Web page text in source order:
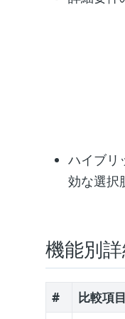
ハイブリ
効な選択
機能別
# 比較項目